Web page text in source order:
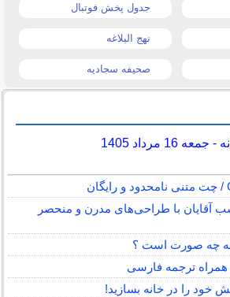
جدول پخش فوتبال
نهج البلاغه
صحیفه سجادیه
16 مرداد 1405
آقایان با طراحی‌های مدرن و منحصر
چه صورت است ؟
همراه ترجمه فارسی
خود را در خانه بسازید!